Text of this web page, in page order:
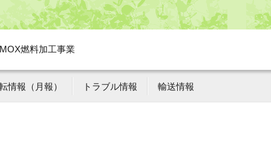
燃料加工事業
情報（月報） トラブル情報 輸送情報